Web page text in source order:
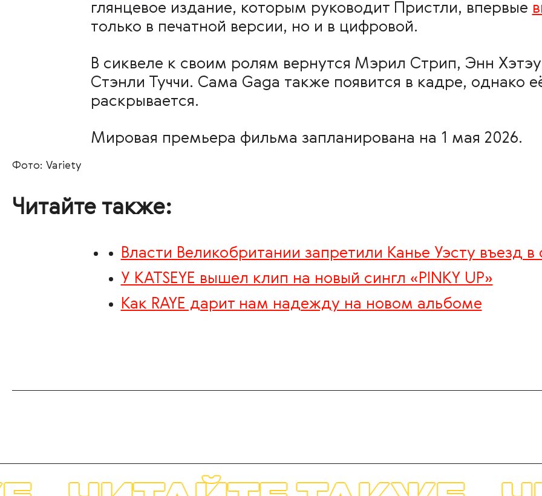
глянцевое издание, которым руководит Пристли, впервые
только в печатной версии, но и в цифровой.
В сиквеле к своим ролям вернутся Мэрил Стрип, Энн
Стэнли Туччи. Сама Gaga также появится в кадре, однако
раскрывается.
Мировая премьера фильма запланирована на 1 мая 2026.
Фото: Variety
Читайте также:
Власти Великобритании запретили Канье Уэсту въезд в
У KATSEYE вышел клип на новый сингл «PINKY UP»
Как RAYE дарит нам надежду на новом альбоме